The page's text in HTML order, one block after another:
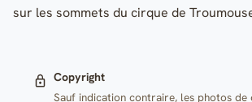
sur les sommets du cirque de
Copyright
Sauf indication contraire, les photos de